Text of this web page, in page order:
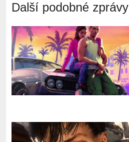
Další podobné zprávy